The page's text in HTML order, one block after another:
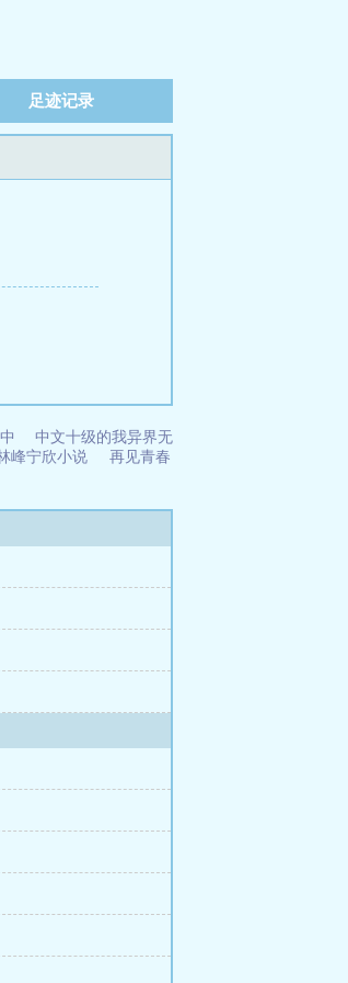
足迹记录
中文十级的我异界无
峰宁欣小说
再见青春